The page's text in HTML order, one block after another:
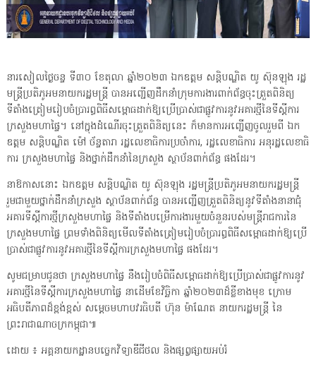
នារសៀលថ្ងៃចន្ទ ទី៣០ ខែតុលា ឆ្នាំ២០២៣ ឯកឧត្តម សន្តិបណ្ឌិត យូ ស៊ុនឡុង រដ្ឋ
មន្ត្រីប្រតិភូអមនាយករដ្ឋមន្ត្រី បានអញ្ជើញដឹកនាំក្រុមការងារពាក់ព័ន្ធចុះត្រួតពិនិត្យ
ទីតាំងត្រៀមរៀបចំប្រារព្ធពិធីសម្ពោធដាក់ឱ្យប្រើប្រាស់ជាផ្លូវការនូវអគារថ្មីនៃទីស្ដីការ
ក្រសួងមហាផ្ទៃ។ នៅក្នុងដំណើរចុះត្រួតពិនិត្យនេះ ក៏មានការអញ្ជើញចូលរួមពី ឯក
ឧត្តម សន្តិបណ្ឌិត ម៉ៅ ច័ន្ទតារា រដ្ឋលេខាធិការប្រចាំការ, រដ្ឋលេខាធិការ អនុរដ្ឋលេខាធិ
ការ ក្រសួងមហាផ្ទៃ និងថ្នាក់ដឹកនាំនៃក្រសួង ស្ថាប័នពាក់ព័ន្ធ ផងដែរ។
នាឱកាសនោះ ឯកឧត្តម សន្តិបណ្ឌិត យូ ស៊ុនឡុង រដ្ឋមន្ត្រីប្រតិភូអមនាយករដ្ឋមន្ត្រី
រួមជាមួយថ្នាក់ដឹកនាំក្រសួង ស្ថាប័នពាក់ព័ន្ធ បានអញ្ជើញត្រួតពិនិត្យនូវទីតាំងនានាជុំ
អគារទីស្តីការថ្មីក្រសួងមហាផ្ទៃ និងទីតាំងបម្រើការងារមួយចំនួនរបស់មន្ត្រីរាជការនៃ
ក្រសួងមហាផ្ទៃ ព្រមទាំងពិនិត្យមើលទីតាំងត្រៀមរៀបចំប្រារព្ធពិធីសម្ពោធដាក់ឱ្យប្រើ
ប្រាស់ជាផ្លូវការនូវអគារថ្មីនៃទីស្ដីការក្រសួងមហាផ្ទៃ ផងដែរ។
សូមជម្រាបជូនថា ក្រសួងមហាផ្ទៃ នឹងរៀបចំពិធីសម្ពោធដាក់ឱ្យប្រើប្រាស់ជាផ្លូវការនូវ
អគារថ្មីនៃទីស្ដីការក្រសួងមហាផ្ទៃ នាដើមខែវិច្ឆិកា ឆ្នាំ២០២៣ដ៏ខ្លីខាងមុខ ក្រោម
អធិបតីភាពដ៏ខ្ពង់ខ្ពស់ សម្តេចមហាបវរធិបតី ហ៊ុន ម៉ាណែត នាយករដ្ឋមន្ត្រី នៃ
ព្រះរាជាណាចក្រកម្ពុជា៕
ដោយ ៖ អគ្គនាយកដ្ឋានបច្ចេកវិទ្យាឌីជីថល និងផ្សព្វផ្សាយអប់រំ